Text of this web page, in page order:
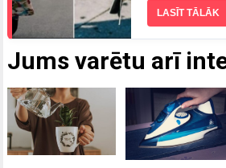
Jums varētu arī
LASĪT TĀLĀK